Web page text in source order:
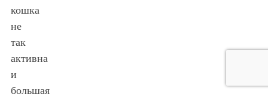
кошка
не
так
активна
и
большая